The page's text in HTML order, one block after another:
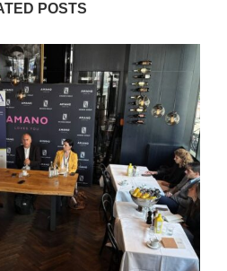
POSTS